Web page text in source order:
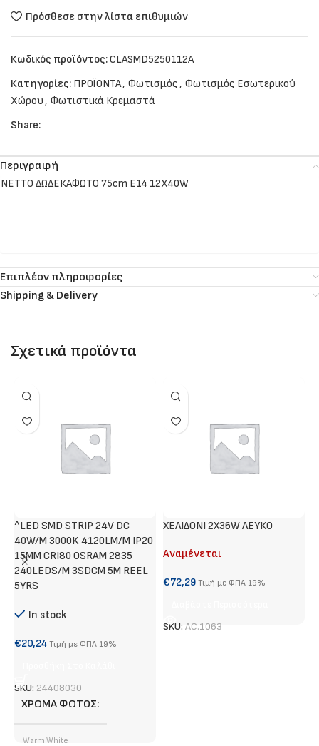
Πρόσθεσε στην λίστα επιθυμιών
Κωδικός προϊόντος:CLASMD5250112A
Κατηγορίες: ΠΡΟΪΟΝΤΑ, Φωτισμός, Φωτισμός Εσωτερικού
Χώρου, Φωτιστικά Κρεμαστά
Share:
Περιγραφή
NETTO ΔΩΔΕΚΑΦΩΤΟ 75cm Ε14 12Χ40W
Επιπλέον πληροφορίες
Shipping & Delivery
Σχετικά προϊόντα
^LED SMD STRIP 24V DC
40W/M 3000K 4120LM/M IP20
15MM CRI80 OSRAM 2835
240LEDS/M 3SDCM 5M REEL
5YRS
In stock
€20,24 Τιμή με ΦΠΑ 19%
SKU: 24408030
ΧΡΏΜΑ ΦΩΤΌΣ
Warm White
ΧΕΛΙΔΟΝΙ 2Χ36W ΛΕΥΚΟ
Αναμένεται
€72,29 Τιμή με ΦΠΑ 19%
SKU: AC.1063